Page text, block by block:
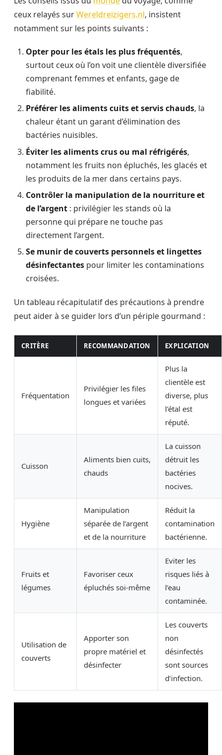
ceux relayés surWereldreizigers.nl, insistent
notamment sur les points suivants :
Opter pour les étals les plus fréquentés,
surtout ceux où l’on voit une clientèle diversifiée
comprenant femmes et enfants, gage de
fiabilité.
Préférer les aliments cuits et servis chauds, la
chaleur étant un garant d’élimination des
bactéries nuisibles.
Éviter les aliments crus ou mal réfrigérés,
notamment les fruits non épluchés, les glacés et
les produits de la mer dans certains pays.
Contrôler la manipulation de la nourriture et
de l’argent : privilégier les stands où la
personne qui prépare ne touche pas
directement l’argent.
Se munir de couverts personnels et lingettes
désinfectantes pour limiter les contaminations
croisées.
Un tableau récapitulatif des précautions à prendre
peut aider à se guider lors d’un périple gourmand :
CRITÈRE RECOMMANDATION EXPLICATION
Fréquentation
Privilégier les files
longues et variées
Plus la
clientèle est
diverse, plus
l’étal est
réputé.
Cuisson
Aliments bien cuits,
chauds
La cuisson
détruit les
bactéries
nocives.
Hygiène
Manipulation
séparée de l’argent
et de la nourriture
Réduit la
contamination
bactérienne.
Fruits et
légumes
Favoriser ceux
épluchés soi-même
Eviter les
risques liés à
l’eau
contaminée.
Utilisation de
couverts
Apporter son
propre matériel et
désinfecter
Les couverts
non
désinfectés
sont sources
d’infection.